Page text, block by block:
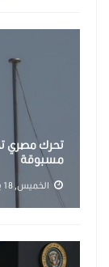
تحرك مصري
مسبوقة
الخميس, 18 يونيو, 2026